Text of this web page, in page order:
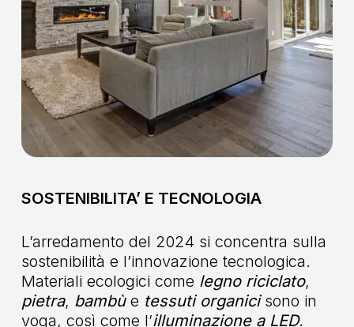
SOSTENIBILITA’ E TECNOLOGIA
L’arredamento del 2024 si concentra sulla
sostenibilità e l’innovazione tecnologica.
Materiali ecologici come legno riciclato,
pietra, bambù e tessuti organicisono in
voga, così come l’illuminazione a LED.